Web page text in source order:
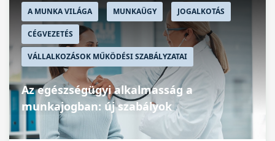
A MUNKA VILÁGA MUNKAÜGY JOGALKOTÁS
CÉGVEZETÉS
VÁLLALKOZÁSOK MŰKÖDÉSI SZABÁLYZATAI
Az egészségügyi alkalmasság a
munkajogban: új szabályok